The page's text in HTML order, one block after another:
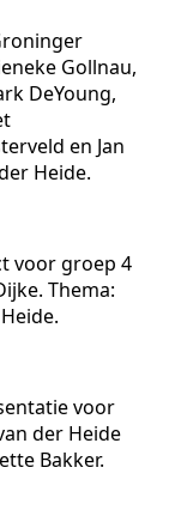
Gollnau,
DeYoung,
en Jan
Heide.
voor groep 4
Thema:
voor
der Heide
Bakker.